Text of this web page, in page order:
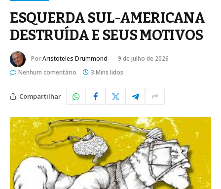
ESQUERDA SUL-AMERICANA
DESTRUÍDA E SEUS MOTIVOS
PorAristoteles Drummond
9 de julho de 2026
Nenhum comentário
3 Mins lidos
Compartilhar